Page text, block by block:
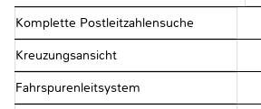
Komplette Postleitzahlensuche
Kreuzungsansicht
Fahrspurenleitsystem